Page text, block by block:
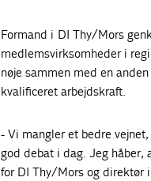
Formand i DI Thy/Mors
medlemsvirksomheder i
nøje sammen med en
kvalificeret arbejdskraft.
- Vi mangler et bedre
god debat i dag. Jeg håber,
for DI Thy/Mors og direktør